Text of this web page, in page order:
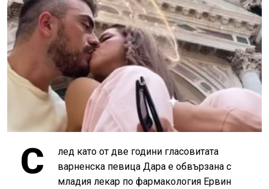
С
лед като от две години гласовитата
варненска певица Дара е обвързана с
младия лекар по фармакология Ервин